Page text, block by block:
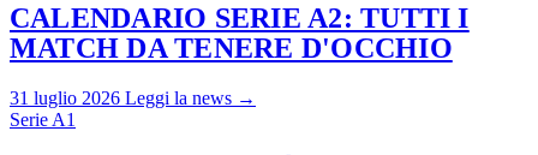
CALENDARIO SERIE A2: TUTTI I
MATCH DA TENERE D'OCCHIO
31 luglio 2026 Leggi la news →
Serie A1